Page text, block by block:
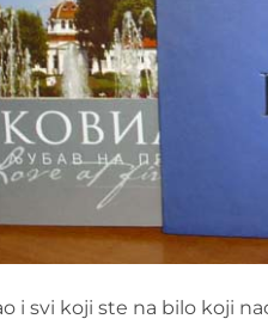
i svi koji ste na bilo koji